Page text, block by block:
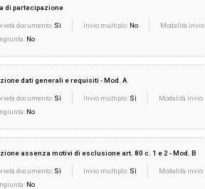
di partecipazione
documento: Sì Invio multiplo: No
Modalità
No
dati generali e requisiti - Mod. A
documento: Sì Invio multiplo: Sì
Modalità invio
No
assenza motivi di esclusione art. 80 c. 1 e 2 - Mod. B
documento: Sì Invio multiplo: Sì
Modalità invio
No